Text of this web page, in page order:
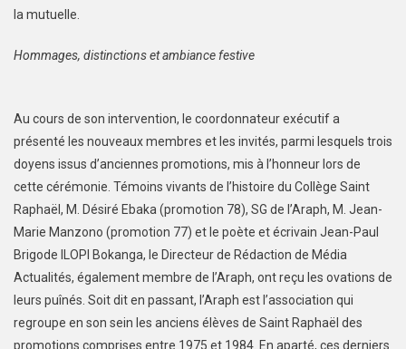
la mutuelle.
Hommages, distinctions et ambiance festive
Au cours de son intervention, le coordonnateur exécutif a
présenté les nouveaux membres et les invités, parmi lesquels trois
doyens issus d’anciennes promotions, mis à l’honneur lors de
cette cérémonie. Témoins vivants de l’histoire du Collège Saint
Raphaël, M. Désiré Ebaka (promotion 78), SG de l’Araph, M. Jean-
Marie Manzono (promotion 77) et le poète et écrivain Jean-Paul
Brigode ILOPI Bokanga, le Directeur de Rédaction de Média
Actualités, également membre de l’Araph, ont reçu les ovations de
leurs puînés. Soit dit en passant, l’Araph est l’association qui
regroupe en son sein les anciens élèves de Saint Raphaël des
promotions comprises entre 1975 et 1984. En aparté, ces derniers